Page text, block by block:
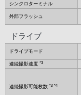
シンクロターミナル
外部フラッシュ
ドライブ
ドライブモード
連続撮影速度 *3
連続撮影可能枚数 *3 *4